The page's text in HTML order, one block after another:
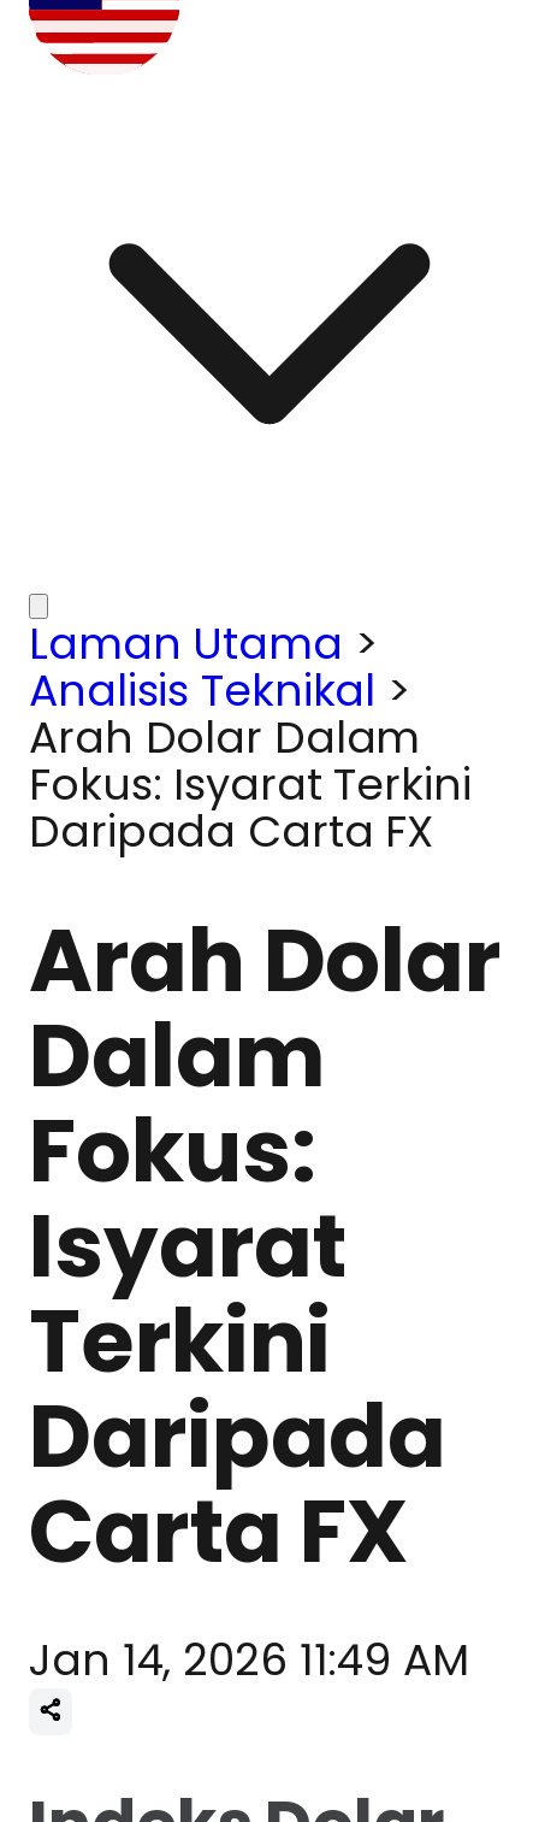
Laman Utama >
Analisis Teknikal >
Arah Dolar Dalam
Fokus: Isyarat Terkini
Daripada Carta FX
Arah Dolar
Dalam
Fokus:
Isyarat
Terkini
Daripada
Carta FX
Jan 14, 2026 11:49 AM